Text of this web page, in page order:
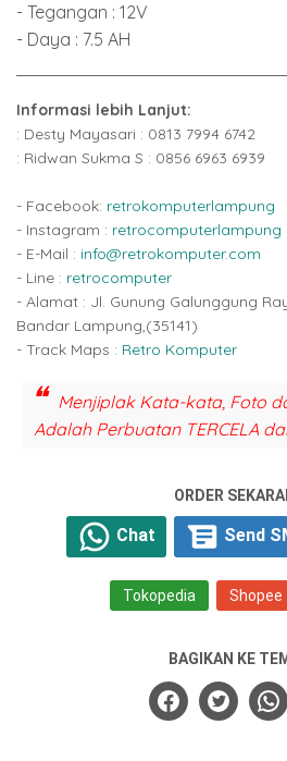
- Tegangan : 12V
- Daya : 7.5 AH
Informasi lebih Lanjut:
: Desty Mayasari : 0813 7994 6742
: Ridwan Sukma S : 0856 6963 6939
- Facebook: retrokomputerlampung
- Instagram : retrocomputerlampung
- E-Mail : info@retrokomputer.com
- Line : retrocomputer
- Alamat : Jl. Gunung Galunggung
Bandar Lampung,(35141)
- Track Maps : Retro Komputer
Menjiplak Kata-kata, Foto
Adalah Perbuatan TERCELA
ORDER
Chat Send
Tokopedia Shopee
BAGIKAN KE